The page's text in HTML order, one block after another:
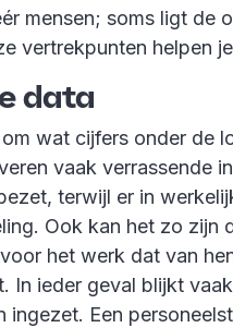
mensen; soms ligt de
vertrekpunten helpen
data
wat cijfers onder de
vaak verrassende
terwijl er in
Ook kan het zo zijn
het werk dat van
In ieder geval blijkt
ingezet. Een